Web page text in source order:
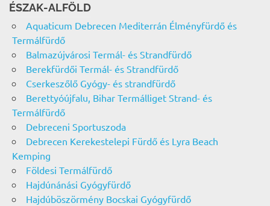
ÉSZAK-ALFÖLD
Aquaticum Debrecen Mediterrán Élményfürdő és
Termálfürdő
Balmazújvárosi Termál- és Strandfürdő
Berekfürdői Termál- és Strandfürdő
Cserkeszőlő Gyógy- és strandfürdő
Berettyóújfalu, Bihar Termálliget Strand- és
Termálfürdő
Debreceni Sportuszoda
Debrecen Kerekestelepi Fürdő és Lyra Beach
Kemping
Földesi Termálfürdő
Hajdúnánási Gyógyfürdő
Hajdúböszörmény Bocskai Gyógyfürdő